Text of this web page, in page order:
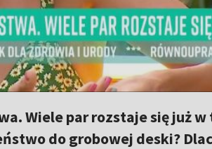
Wiele par rozstaje się już
do grobowej deski?